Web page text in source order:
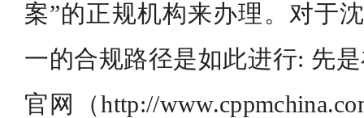
案”的正规机构来办理。对于
一的合规路径是如此进行: 先
官网（http://